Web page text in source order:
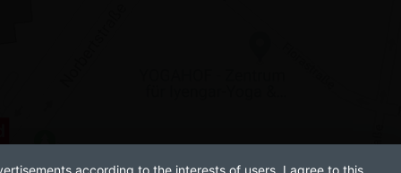
according to the interests of users. I agree to this